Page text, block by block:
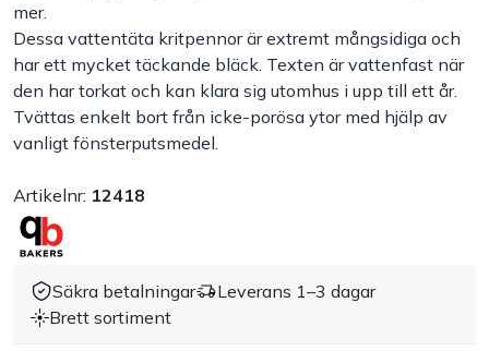
Varumärken
Outlet
Om Bakers
Kundtjänst
Kontakt
mer.
Dessa vattentäta kritpennor är extremt mångsidiga och
har ett mycket täckande bläck. Texten är vattenfast när
den har torkat och kan klara sig utomhus i upp till ett år.
Tvättas enkelt bort från icke-porösa ytor med hjälp av
vanligt fönsterputsmedel.
Artikelnr: 12418
Säkra betalningar
Leverans 1–3 dagar
Brett sortiment